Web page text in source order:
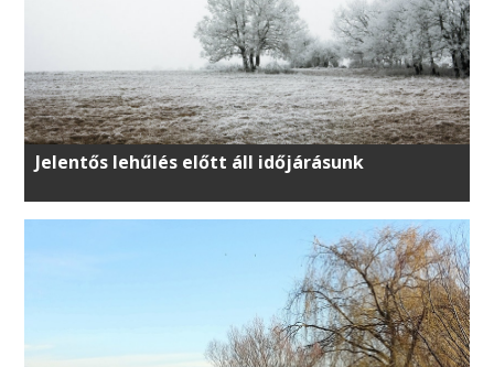
Jelentős lehűlés előtt áll időjárásunk